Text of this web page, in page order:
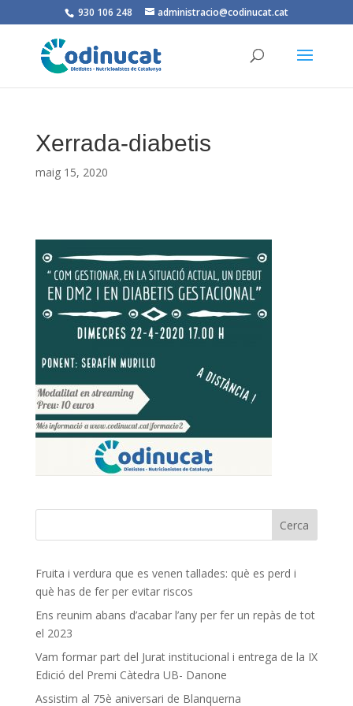
930 106 248 administracio@codinucat.cat
Xerrada-diabetis
maig 15, 2020
Fruita i verdura que es venen tallades: què es perd i
què has de fer per evitar riscos
Ens reunim abans d’acabar l’any per fer un repàs de tot
el 2023
Vam formar part del Jurat institucional i entrega de la IX
Edició del Premi Càtedra UB- Danone
Assistim al 75è aniversari de Blanquerna